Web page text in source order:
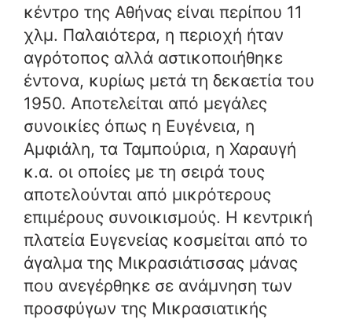
κέντρο της Αθήνας είναι περίπου 11
χλμ. Παλαιότερα, η περιοχή ήταν
αγρότοπος αλλά αστικοποιήθηκε
έντονα, κυρίως μετά τη δεκαετία του
1950. Αποτελείται από μεγάλες
συνοικίες όπως η Ευγένεια, η
Αμφιάλη, τα Ταμπούρια, η Χαραυγή
κ.α. οι οποίες με τη σειρά τους
αποτελούνται από μικρότερους
επιμέρους συνοικισμούς. H κεντρική
πλατεία Ευγενείας κοσμείται από το
άγαλμα της Μικρασιάτισσας μάνας
που ανεγέρθηκε σε ανάμνηση των
προσφύγων της Μικρασιατικής